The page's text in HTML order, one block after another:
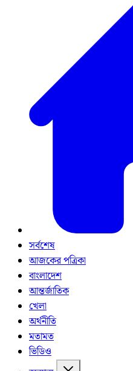
সর্বশেষ
আজকের পত্রিকা
বাংলাদেশ
আন্তর্জাতিক
খেলা
অর্থনীতি
মতামত
ভিডিও